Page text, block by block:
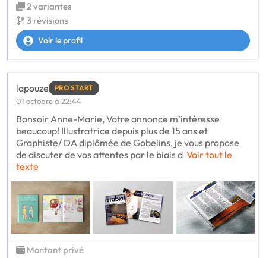
2 variantes
3 révisions
Voir le profil
lapouze PRO START
01 octobre à 22:44
Bonsoir Anne-Marie, Votre annonce m’intéresse
beaucoup! Illustratrice depuis plus de 15 ans et
Graphiste/ DA diplômée de Gobelins, je vous propose
de discuter de vos attentes par le biais d Voir tout le
texte
Montant privé